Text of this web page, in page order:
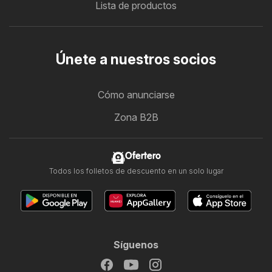
Lista de productos
Únete a nuestros socios
Cómo anunciarse
Zona B2B
Ofertero
Todos los folletos de descuento en un solo lugar
Síguenos